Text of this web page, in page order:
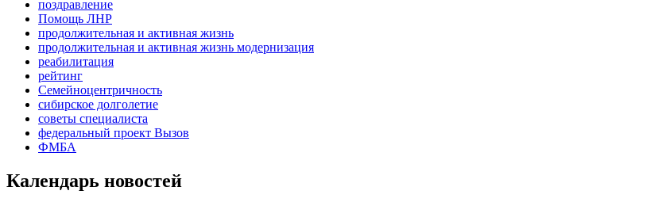
поздравление
Помощь ЛНР
продолжительная и активная жизнь
продолжительная и активная жизнь модернизация
реабилитация
рейтинг
Семейноцентричность
сибирское долголетие
советы специалиста
федеральный проект Вызов
ФМБА
Календарь новостей